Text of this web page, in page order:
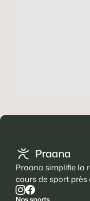
Praana simplifie la
cours de sport près